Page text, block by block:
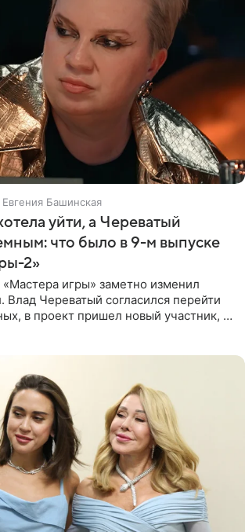
Евгения Башинская
уйти, а Череватый
что было в 9-м выпуске
2»
игры» заметно изменил
Влад Череватый согласился перейти
в проект пришел новый участник, а